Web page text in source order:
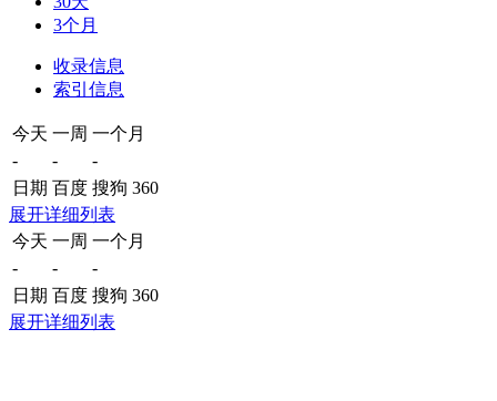
3个月
收录信息
索引信息
今天 一周 一个月
-
-
-
日期 百度 搜狗 360
展开详细列表
今天 一周 一个月
-
-
-
日期 百度 搜狗 360
展开详细列表